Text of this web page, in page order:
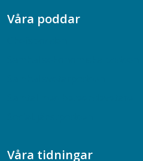
Våra poddar
Våra tidningar